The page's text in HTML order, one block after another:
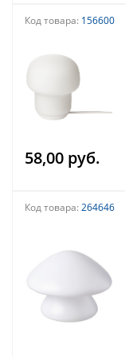
Код товара: 156600
58,00 руб.
Код товара: 264646